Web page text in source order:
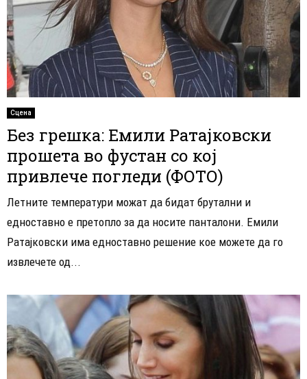
Сцена
Без грешка: Емили Ратајковски
прошета во фустан со кој
привлече погледи (ФОТО)
Летните температури можат да бидат брутални и
едноставно е претопло за да носите панталони. Емили
Ратајковски има едноставно решение кое можете да го
извлечете од...